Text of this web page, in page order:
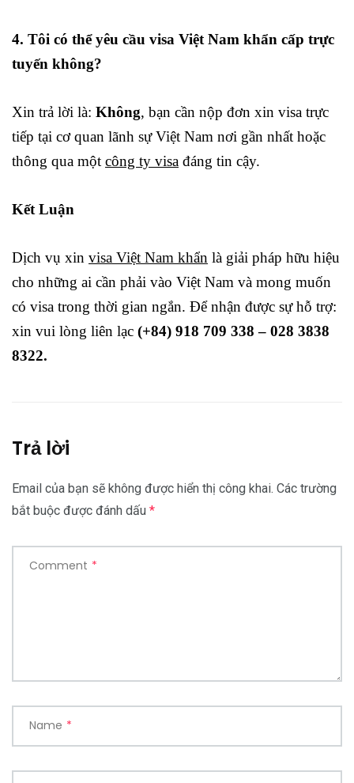
4. Tôi có thể yêu cầu visa Việt Nam khẩn cấp trực
tuyến không?
Xin trả lời là: Không, bạn cần nộp đơn xin visa trực
tiếp tại cơ quan lãnh sự Việt Nam nơi gần nhất hoặc
thông qua một công ty visa đáng tin cậy.
Kết Luận
Dịch vụ xin visa Việt Nam khẩn là giải pháp hữu hiệu
cho những ai cần phải vào Việt Nam và mong muốn
có visa trong thời gian ngắn. Để nhận được sự hỗ trợ:
xin vui lòng liên lạc (+84) 918 709 338 – 028 3838
8322.
Trả lời
Email của bạn sẽ không được hiển thị công khai. Các trường
bắt buộc được đánh dấu *
Comment *
Name *